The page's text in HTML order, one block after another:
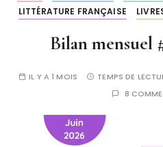
LITTÉRATURE FRANÇAISE
Bilan mensuel
IL Y A 1 MOIS TEMPS DE
8